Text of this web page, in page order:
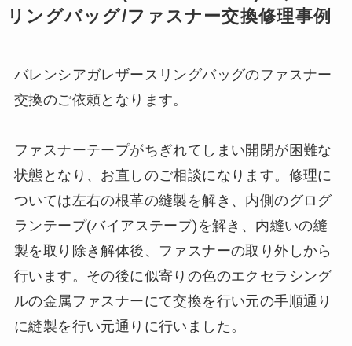
リングバッグ/ファスナー交換修理事例
バレンシアガレザースリングバッグのファスナー
交換のご依頼となります。
ファスナーテープがちぎれてしまい開閉が困難な
状態となり、お直しのご相談になります。修理に
ついては左右の根革の縫製を解き、内側のグログ
ランテープ(バイアステープ)を解き、内縫いの縫
製を取り除き解体後、ファスナーの取り外しから
行います。その後に似寄りの色のエクセラシング
ルの金属ファスナーにて交換を行い元の手順通り
に縫製を行い元通りに行いました。